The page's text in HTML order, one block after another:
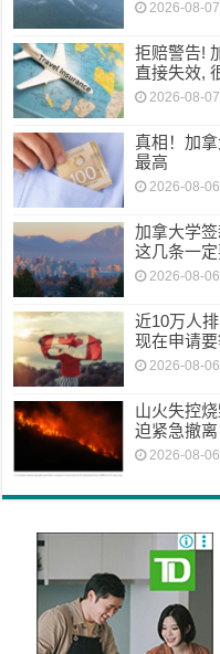
2026-08-07
拒赔警告!
直接失效,
2026-08-07
真相！加
最高
2026-08-06
加拿大学
这几条一定
2026-08-06
近10万人
现在申请要
2026-08-06
山火失控
迫紧急撤离
2026-08-06